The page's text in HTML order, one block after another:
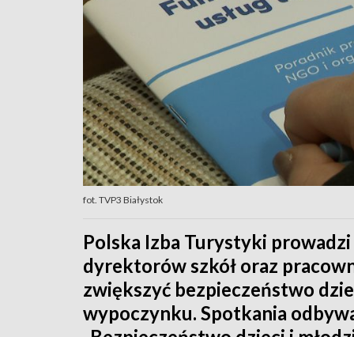
fot. TVP3 Białystok
Polska Izba Turystyki
dyrektorów szkół oraz
zwiększyć bezpieczeństwo
wypoczynku. Spotkania